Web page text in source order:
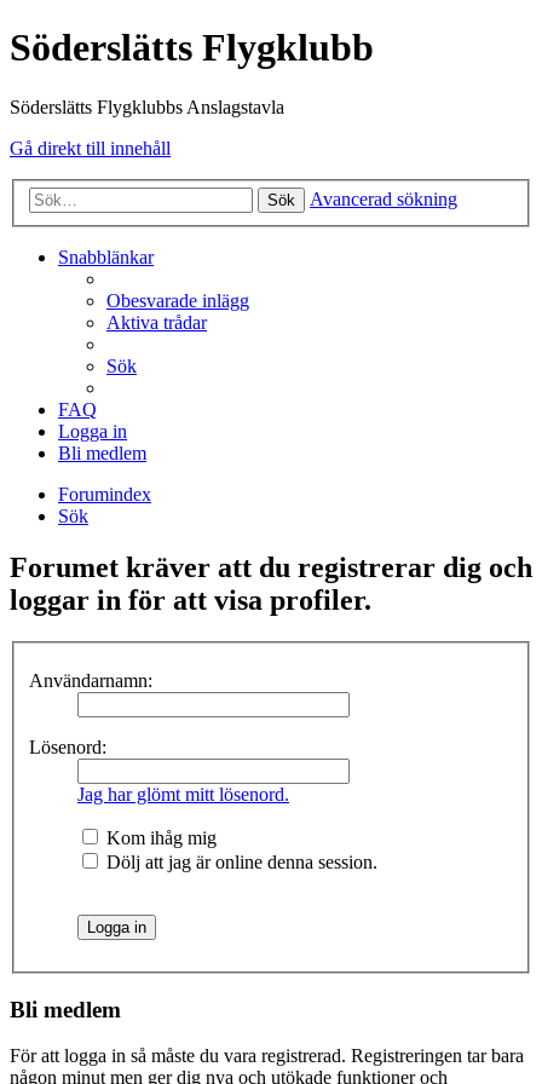
Söderslätts Flygklubb
Söderslätts Flygklubbs Anslagstavla
Gå direkt till innehåll
Sök Avancerad sökning
Snabblänkar
Obesvarade inlägg
Aktiva trådar
Sök
FAQ
Logga in
Bli medlem
Forumindex
Sök
Forumet kräver att du registrerar dig och
loggar in för att visa profiler.
Användarnamn:
Lösenord:
Jag har glömt mitt lösenord.
Kom ihåg mig
Dölj att jag är online denna session.
Bli medlem
För att logga in så måste du vara registrerad. Registreringen tar bara
någon minut men ger dig nya och utökade funktioner och